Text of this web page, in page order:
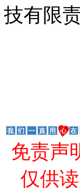
技有限
免责声
仅供